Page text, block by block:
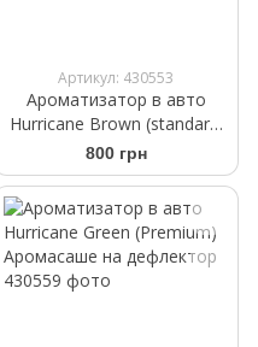
Артикул: 430553
Ароматизатор в авто
Hurricane Brown (standart)
Аромасаше на дефлектор
800 грн